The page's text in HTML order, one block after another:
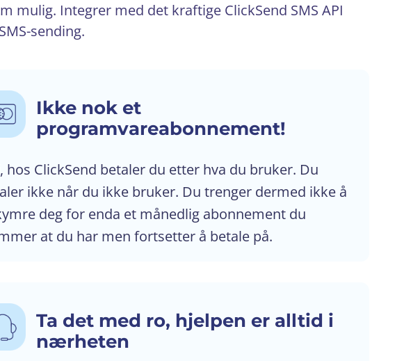
mulig. Integrer med det kraftige ClickSend SMS API
sending.
Ikke nok et
programvareabonnement!
hos ClickSend betaler du etter hva du bruker. Du
ikke når du ikke bruker. Du trenger dermed ikke å
deg for enda et månedlig abonnement du
at du har men fortsetter å betale på.
Ta det med ro, hjelpen er alltid i
nærheten